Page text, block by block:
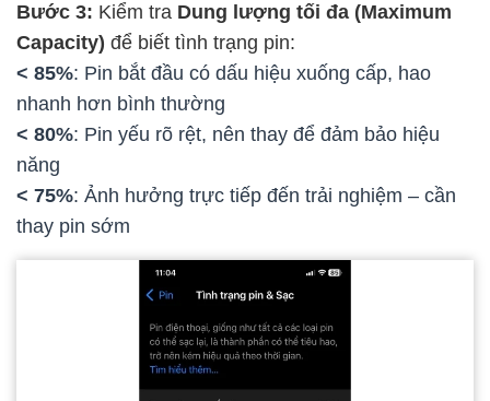
Bước 3: Kiểm tra Dung lượng tối đa (Maximum
Capacity) để biết tình trạng pin:
< 85%: Pin bắt đầu có dấu hiệu xuống cấp, hao
nhanh hơn bình thường
< 80%: Pin yếu rõ rệt, nên thay để đảm bảo hiệu
năng
< 75%: Ảnh hưởng trực tiếp đến trải nghiệm – cần
thay pin sớm